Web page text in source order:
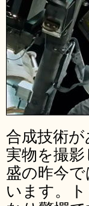
合成技術
実物を撮
盛の昨今
います。